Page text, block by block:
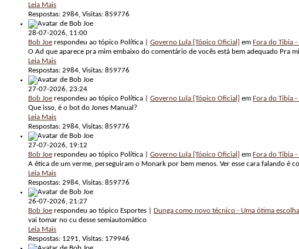
Leia Mais
Respostas: 2984, Visitas: 859776
28-07-2026, 11:00
Bob Joe respondeu ao tópico Política | Governo Lula [Tópico Oficial] em Fora do Tibia -
O Ad que aparece pra mim embaixo do comentário de vocês está bem adequado Pra
Leia Mais
Respostas: 2984, Visitas: 859776
27-07-2026, 23:24
Bob Joe respondeu ao tópico Política | Governo Lula [Tópico Oficial] em Fora do Tibia -
Que isso, é o bot do Jones Manual?
Leia Mais
Respostas: 2984, Visitas: 859776
27-07-2026, 19:12
Bob Joe respondeu ao tópico Política | Governo Lula [Tópico Oficial] em Fora do Tibia -
A ética de um verme, perseguiram o Monark por bem menos. Ver esse cara falando é
Leia Mais
Respostas: 2984, Visitas: 859776
26-07-2026, 21:27
Bob Joe respondeu ao tópico Esportes | Dunga como novo técnico - Uma ótima escolha
vai tomar no cu desse semiautomático
Leia Mais
Respostas: 1291, Visitas: 179946